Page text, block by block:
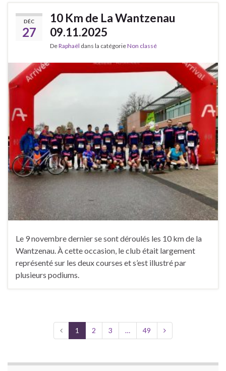
DÉC
27
10 Km de La Wantzenau
09.11.2025
DeRaphaël dans la catégorieNon classé
Le 9 novembre dernier se sont déroulés les 10 km de la
Wantzenau. À cette occasion, le club était largement
représenté sur les deux courses et s’est illustré par
plusieurs podiums.
1 2 3 … 49